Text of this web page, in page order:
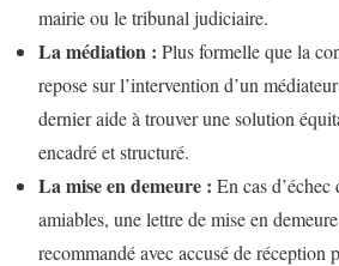
mairie ou le tribunal judiciaire.
La médiation : Plus formelle que la
repose sur l’intervention d’un
dernier aide à trouver une solution
encadré et structuré.
La mise en demeure : En cas d’échec
amiables, une lettre de mise en
recommandé avec accusé de réception